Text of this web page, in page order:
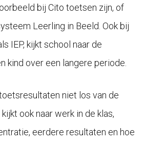
bij Cito toetsen zijn, of
Leerling in Beeld. Ook bij
IEP, kijkt school naar de
kind over een langere periode.
niet los van de
ook naar werk in de klas,
eerdere resultaten en hoe